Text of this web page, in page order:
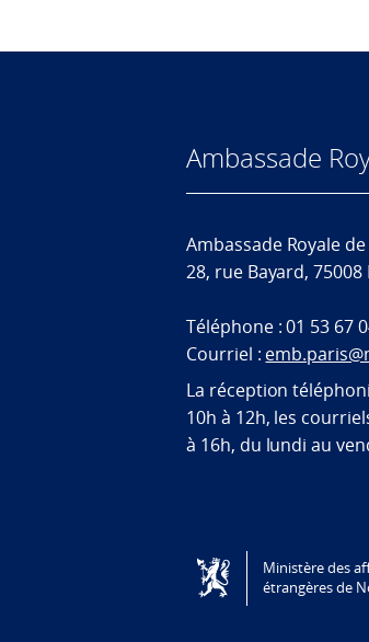
Ambassade
Ambassade Royale
28, rue Bayard, 75008
Téléphone : 01 53 67
Courriel :
La réception
10h à 12h, les
à 16h, du lundi au
Ministère des
étrangères de